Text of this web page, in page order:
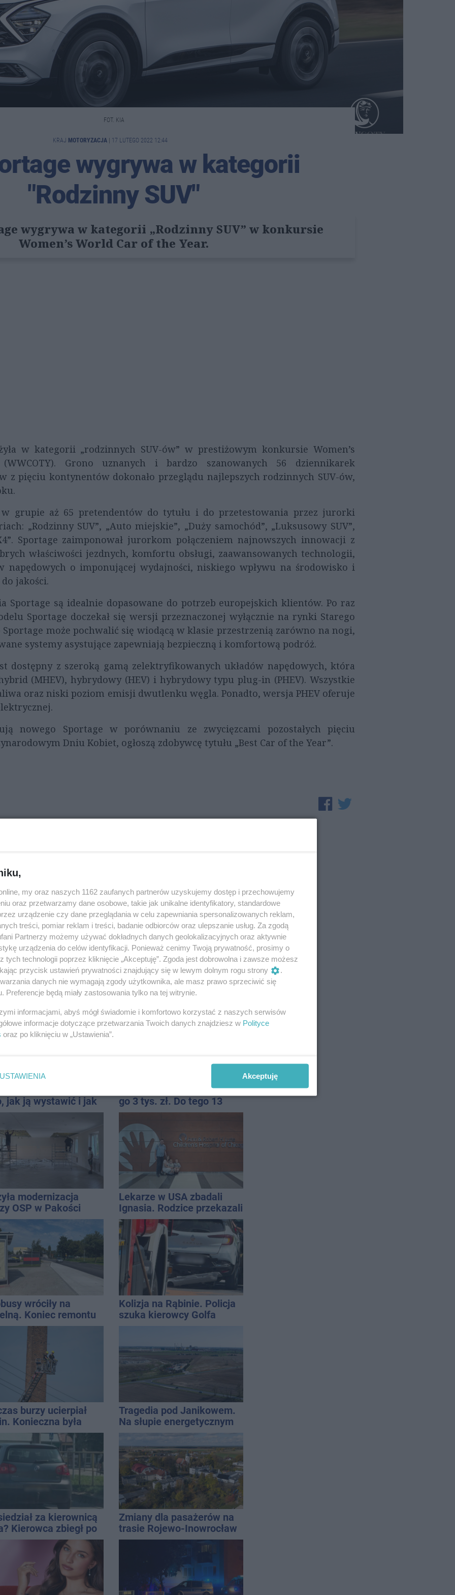
FOT. KIA
KRAJ MOTORYZACJA 17 LUTEGO 2022 12:44
wygrywa w kategorii
"Rodzinny SUV"
wygrywa w kategorii „Rodzinny SUV” w konkursie
Women’s World Car of the Year.
w kategorii „rodzinnych SUV-ów” w prestiżowym konkursie Women’s
Grono uznanych i bardzo szanowanych 56 dziennikarek
z pięciu kontynentów dokonało przeglądu najlepszych rodzinnych SUV-ów,
w grupie aż 65 pretendentów do tytułu i do przetestowania przez jurorki
„Rodzinny SUV”, „Auto miejskie”, „Duży samochód”, „Luksusowy SUV”,
Sportage zaimponował jurorkom połączeniem najnowszych innowacji z
właściwości jezdnych, komfortu obsługi, zaawansowanych technologii,
napędowych o imponującej wydajności, niskiego wpływu na środowisko i
jakości.
Sportage są idealnie dopasowane do potrzeb europejskich klientów. Po raz
Sportage doczekał się wersji przeznaczonej wyłącznie na rynki Starego
może pochwalić się wiodącą w klasie przestrzenią zarówno na nogi,
systemy asystujące zapewniają bezpieczną i komfortową podróż.
dostępny z szeroką gamą zelektryfikowanych układów napędowych, która
(MHEV), hybrydowy (HEV) i hybrydowy typu plug-in (PHEV). Wszystkie
oraz niski poziom emisji dwutlenku węgla. Ponadto, wersja PHEV oferuje
nowego Sportage w porównaniu ze zwycięzcami pozostałych pięciu
Dniu Kobiet, ogłoszą zdobywcę tytułu „Best Car of the Year”.
radiowóz na
ciągłej tuż przed
Wkrótce kolejna zbiórka
gabarytów w Inowrocławiu
jak ją wystawić i jak
Za ciężka noga kosztowała
go 3 tys. zł. Do tego 13
punktów
modernizacja
OSP w Pakości
Lekarze w USA zbadali
Ignasia. Rodzice przekazali
wieści
wróciły na
Koniec remontu
Kolizja na Rąbinie. Policja
szuka kierowcy Golfa
burzy ucierpiał
Konieczna była
strażaków
Tragedia pod Janikowem.
Na słupie energetycznym
znaleziono ciało
mężczyzny
za kierownicą
Kierowca zbiegł po
Zmiany dla pasażerów na
trasie Rojewo-Inowrocław
my oraz naszych 1162 zaufanych partnerów uzyskujemy dostęp i przechowujemy
oraz przetwarzamy dane osobowe, takie jak unikalne identyfikatory, standardowe
urządzenie czy dane przeglądania w celu zapewniania spersonalizowanych reklam,
treści, pomiar reklam i treści, badanie odbiorców oraz ulepszanie usług. Za zgodą
Partnerzy możemy używać dokładnych danych geolokalizacyjnych oraz aktywnie
urządzenia do celów identyfikacji. Ponieważ cenimy Twoją prywatność, prosimy o
tych technologii poprzez kliknięcie „Akceptuję”. Zgoda jest dobrowolna i zawsze możesz
przycisk ustawień prywatności znajdujący się w lewym dolnym rogu strony
.
danych nie wymagają zgody użytkownika, ale masz prawo sprzeciwić się
Preferencje będą miały zastosowania tylko na tej witrynie.
informacjami, abyś mógł świadomie i komfortowo korzystać z naszych serwisów
informacje dotyczące przetwarzania Twoich danych znajdziesz w Polityce
oraz po kliknięciu w „Ustawienia”.
USTAWIENIA Akceptuję